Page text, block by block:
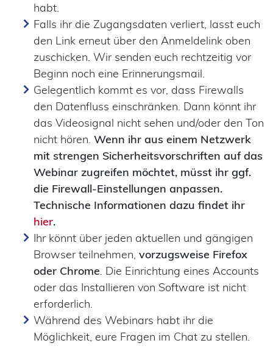
habt.
Falls ihr die Zugangsdaten verliert, lasst euch
den Link erneut über den Anmeldelink oben
zuschicken. Wir senden euch rechtzeitig vor
Beginn noch eine Erinnerungsmail.
Gelegentlich kommt es vor, dass Firewalls
den Datenfluss einschränken. Dann könnt ihr
das Videosignal nicht sehen und/oder den Ton
nicht hören. Wenn ihr aus einem Netzwerk
mit strengen Sicherheitsvorschriften auf das
Webinar zugreifen möchtet, müsst ihr ggf.
die Firewall-Einstellungen anpassen.
Technische Informationen dazu findet ihr
hier.
Ihr könnt über jeden aktuellen und gängigen
Browser teilnehmen, vorzugsweise Firefox
oder Chrome. Die Einrichtung eines Accounts
oder das Installieren von Software ist nicht
erforderlich.
Während des Webinars habt ihr die
Möglichkeit, eure Fragen im Chat zu stellen.